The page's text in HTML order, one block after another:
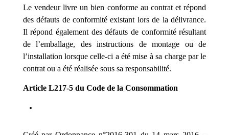
Le vendeur livre un bien conforme au contrat et répond
des défauts de conformité existant lors de la délivrance.
Il répond également des défauts de conformité résultant
de l’emballage, des instructions de montage ou de
l’installation lorsque celle-ci a été mise à sa charge par le
contrat ou a été réalisée sous sa responsabilité.
Article L217-5 du Code de la Consommation